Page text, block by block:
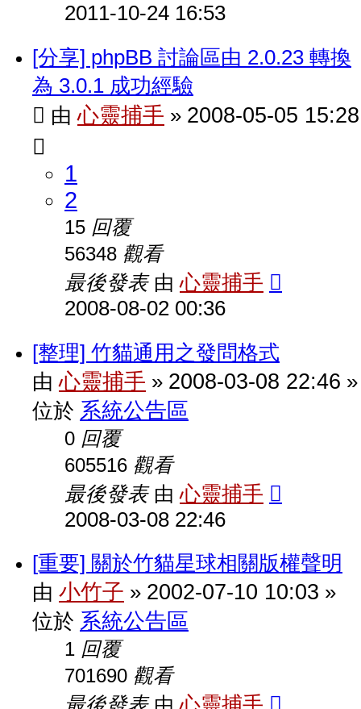
2011-10-24 16:53
[分享] phpBB 討論區由 2.0.23 轉換
為 3.0.1 成功經驗
由心靈捕手 » 2008-05-05 15:28
1
2
15 回覆
56348 觀看
最後發表 由心靈捕手
2008-08-02 00:36
[整理] 竹貓通用之發問格式
由心靈捕手 » 2008-03-08 22:46 »
位於 系統公告區
0 回覆
605516 觀看
最後發表 由心靈捕手
2008-03-08 22:46
[重要] 關於竹貓星球相關版權聲明
由 小竹子 » 2002-07-10 10:03 »
位於 系統公告區
1 回覆
701690 觀看